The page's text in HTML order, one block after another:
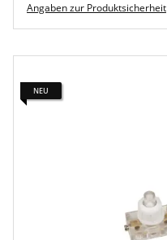
Angaben zur Produktsicherheit
NEU